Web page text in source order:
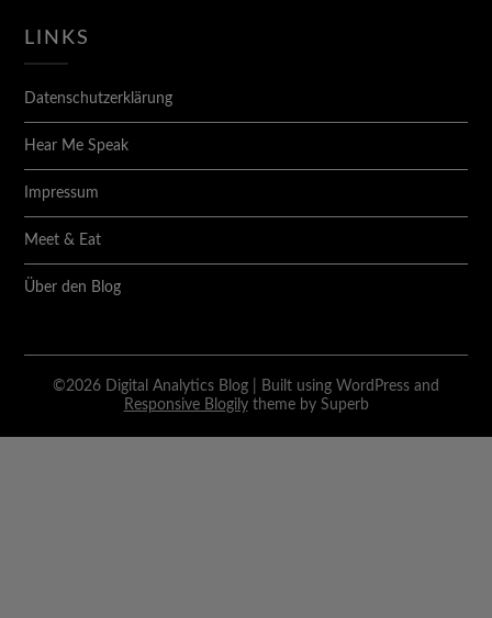
LINKS
Datenschutzerklärung
Hear Me Speak
Impressum
Meet & Eat
Über den Blog
©2026 Digital Analytics Blog
| Built using WordPress and
Responsive Blogilytheme by Superb